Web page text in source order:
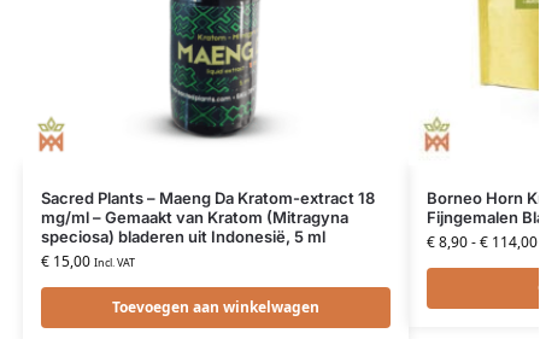
Sacred Plants – Maeng Da Kratom-extract 18
mg/ml – Gemaakt van Kratom (Mitragyna
speciosa) bladeren uit Indonesië, 5 ml
€15,00 Incl. VAT
Toevoegen aan winkelwagen
Borneo Horn
Fijngemalen
€8,90-€114,00